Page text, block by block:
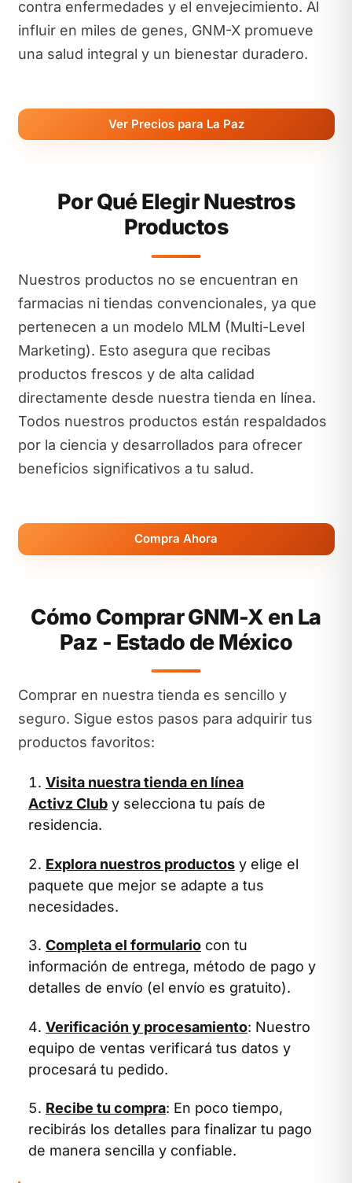
contra enfermedades y el envejecimiento. Al
influir en miles de genes, GNM-X promueve
una salud integral y un bienestar duradero.
Ver Precios para La Paz
Por Qué Elegir Nuestros
Productos
Nuestros productos no se encuentran en
farmacias ni tiendas convencionales, ya que
pertenecen a un modelo MLM (Multi-Level
Marketing). Esto asegura que recibas
productos frescos y de alta calidad
directamente desde nuestra tienda en línea.
Todos nuestros productos están respaldados
por la ciencia y desarrollados para ofrecer
beneficios significativos a tu salud.
Compra Ahora
Cómo Comprar GNM-X en La
Paz - Estado de México
Comprar en nuestra tienda es sencillo y
seguro. Sigue estos pasos para adquirir tus
productos favoritos:
Visita nuestra tienda en línea
Activz Club y selecciona tu país de
residencia.
Explora nuestros productos y elige el
paquete que mejor se adapte a tus
necesidades.
Completa el formulario con tu
información de entrega, método de pago y
detalles de envío (el envío es gratuito).
Verificación y procesamiento: Nuestro
equipo de ventas verificará tus datos y
procesará tu pedido.
Recibe tu compra: En poco tiempo,
recibirás los detalles para finalizar tu pago
de manera sencilla y confiable.